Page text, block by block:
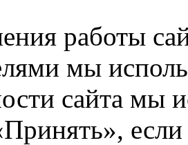
работы
мы
сайта мы
если